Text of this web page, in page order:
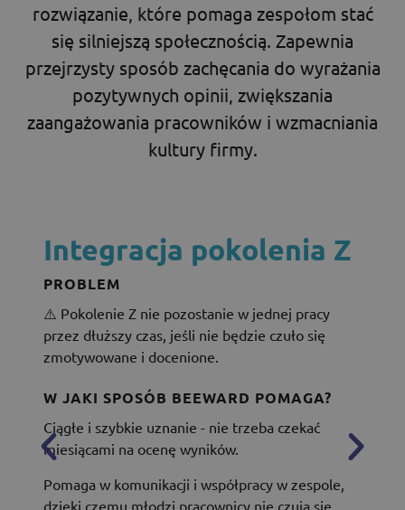
rozwiązanie, które pomaga zespołom stać
się silniejszą społecznością. Zapewnia
przejrzysty sposób zachęcania do wyrażania
pozytywnych opinii, zwiększania
zaangażowania pracowników i wzmacniania
kultury firmy.
Integracja pokolenia Z
PROBLEM
⚠️ Pokolenie Z nie pozostanie w jednej pracy
przez dłuższy czas, jeśli nie będzie czuło się
zmotywowane i docenione.
W JAKI SPOSÓB BEEWARD POMAGA?
Ciągłe i szybkie uznanie - nie trzeba czekać
miesiącami na ocenę wyników.
Pomaga w komunikacji i współpracy w zespole,
dzięki czemu młodzi pracownicy nie czują się